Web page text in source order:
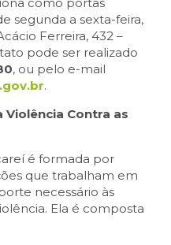
segunda a sexta-feira,
Ferreira, 432 –
pode ser realizado
, ou pelo e-mail
.
Contra as
é formada por
que trabalham em
necessário às
Ela é composta